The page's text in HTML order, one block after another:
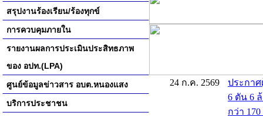
สรุปงานร้องเรียน/ร้องทุกข์
การควบคุมภายใน
รายงานผลการประเมินประสิทธภาพ
ของ อปท.(LPA)
ศูนย์ข้อมูลข่าวสาร อบต.หนองแสง
บริการประชาชน
24 ก.ค. 2569
ประกา
6 ตัน 6
กว่า